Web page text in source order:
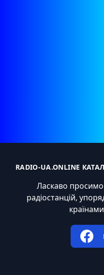
RADIO-UA.ONLINE
Ласкаво
радіостанцій,